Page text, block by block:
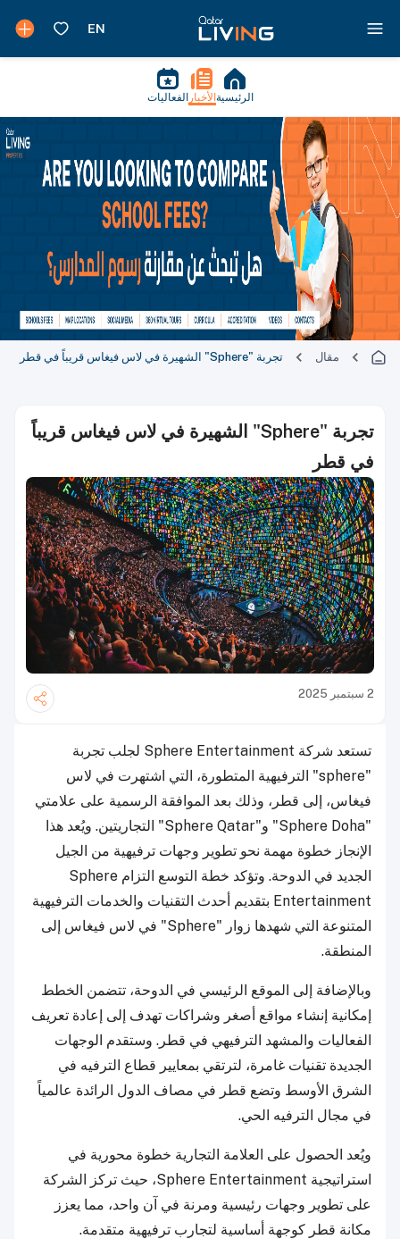
الرئيسية الأخبار الفعاليات
مقال تجربة "Sphere" الشهيرة في لاس فيغاس قريباً في قطر
تجربة "Sphere" الشهيرة في لاس فيغاس قريباً
في قطر
2 سبتمبر 2025
تستعد شركة Sphere Entertainment لجلب تجربة
"sphere" الترفيهية المتطورة، التي اشتهرت في لاس
فيغاس، إلى قطر، وذلك بعد الموافقة الرسمية على علامتي
"Sphere Doha" و"Sphere Qatar" التجاريتين. ويُعد هذا
الإنجاز خطوة مهمة نحو تطوير وجهات ترفيهية من الجيل
الجديد في الدوحة. وتؤكد خطة التوسع التزام Sphere
Entertainment بتقديم أحدث التقنيات والخدمات الترفيهية
المتنوعة التي شهدها زوار "Sphere" في لاس فيغاس إلى
المنطقة.
وبالإضافة إلى الموقع الرئيسي في الدوحة، تتضمن الخطط
إمكانية إنشاء مواقع أصغر وشراكات تهدف إلى إعادة تعريف
الفعاليات والمشهد الترفيهي في قطر. وستقدم الوجهات
الجديدة تقنيات غامرة، لترتقي بمعايير قطاع الترفيه في
الشرق الأوسط وتضع قطر في مصاف الدول الرائدة عالمياً
في مجال الترفيه الحي.
ويُعد الحصول على العلامة التجارية خطوة محورية في
استراتيجية Sphere Entertainment، حيث تركز الشركة
على تطوير وجهات رئيسية ومرنة في آن واحد، مما يعزز
مكانة قطر كوجهة أساسية لتجارب ترفيهية متقدمة.